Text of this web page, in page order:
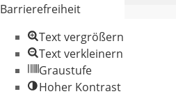
Barrierefreiheit
Text vergrößern
Text verkleinern
Graustufe
Hoher Kontrast